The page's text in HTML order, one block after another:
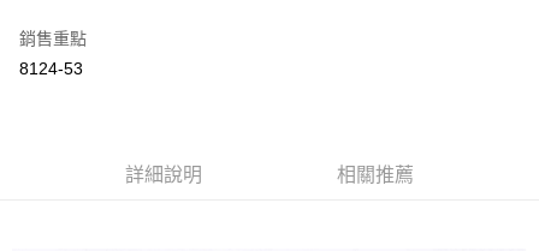
銷售重點
8124-53
詳細說明 相關推薦